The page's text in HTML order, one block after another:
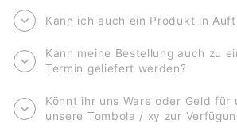
Kann ich auch ein Produkt in
Kann meine Bestellung auch zu
Termin geliefert werden?
Könnt ihr uns Ware oder Geld für
unsere Tombola / xy zur